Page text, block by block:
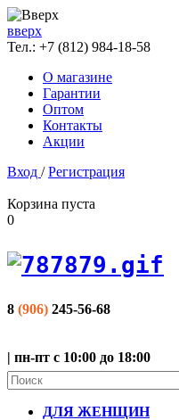
вверх
Тел.: +7 (812) 984-18-58
О магазине
Гарантии
Оптом
Контакты
Акции
Вход /Регистрация
Корзина пуста
0
8 (906) 245-56-68
| пн-пт с 10:00 до 18:00
ДЛЯ ЖЕНЩИН